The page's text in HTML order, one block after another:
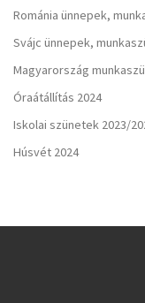
Románia ünnepek,
Svájc ünnepek,
Magyarország
Óraátállítás 2024
Iskolai szünetek 2023/
Húsvét 2024